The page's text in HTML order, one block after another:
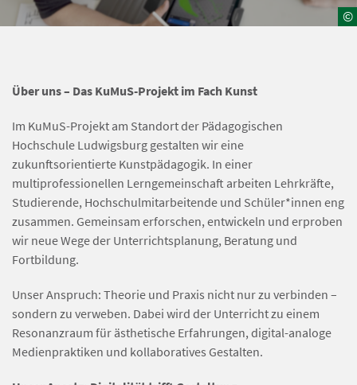
©
Über uns – Das KuMuS-Projekt im Fach Kunst
Im KuMuS-Projekt am Standort der Pädagogischen
Hochschule Ludwigsburg gestalten wir eine
zukunftsorientierte Kunstpädagogik. In einer
multiprofessionellen Lerngemeinschaft arbeiten Lehrkräfte,
Studierende, Hochschulmitarbeitende und Schüler*innen eng
zusammen. Gemeinsam erforschen, entwickeln und erproben
wir neue Wege der Unterrichtsplanung, Beratung und
Fortbildung.
Unser Anspruch: Theorie und Praxis nicht nur zu verbinden –
sondern zu verweben. Dabei wird der Unterricht zu einem
Resonanzraum für ästhetische Erfahrungen, digital-analoge
Medienpraktiken und kollaboratives Gestalten.